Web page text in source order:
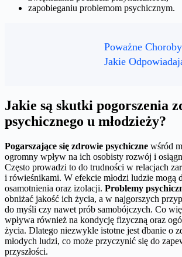
zapobieganiu problemom psychicznym.
Poważne
Jakie
Jakie są skutki pogorszenia
psychicznego u młodzieży?
Pogarszające się zdrowie psychiczne wśród
ogromny wpływ na ich osobisty rozwój i
Często prowadzi to do trudności w relacjach
i rówieśnikami. W efekcie młodzi ludzie mogą
osamotnienia oraz izolacji. Problemy
obniżać jakość ich życia, a w najgorszych
do myśli czy nawet prób samobójczych. Co
wpływa również na kondycję fizyczną oraz
życia. Dlatego niezwykle istotne jest dbanie o
młodych ludzi, co może przyczynić się do
przyszłości.